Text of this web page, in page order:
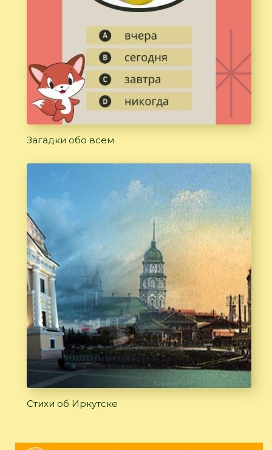
Загадки обо всем
Стихи об Иркутске